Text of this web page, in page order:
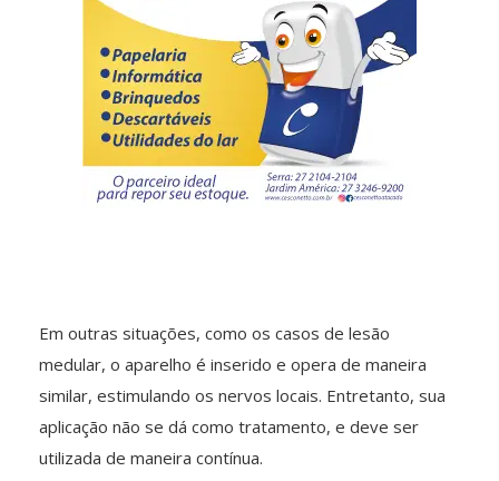
Em outras situações, como os casos de lesão
medular, o aparelho é inserido e opera de maneira
similar, estimulando os nervos locais. Entretanto, sua
aplicação não se dá como tratamento, e deve ser
utilizada de maneira contínua.